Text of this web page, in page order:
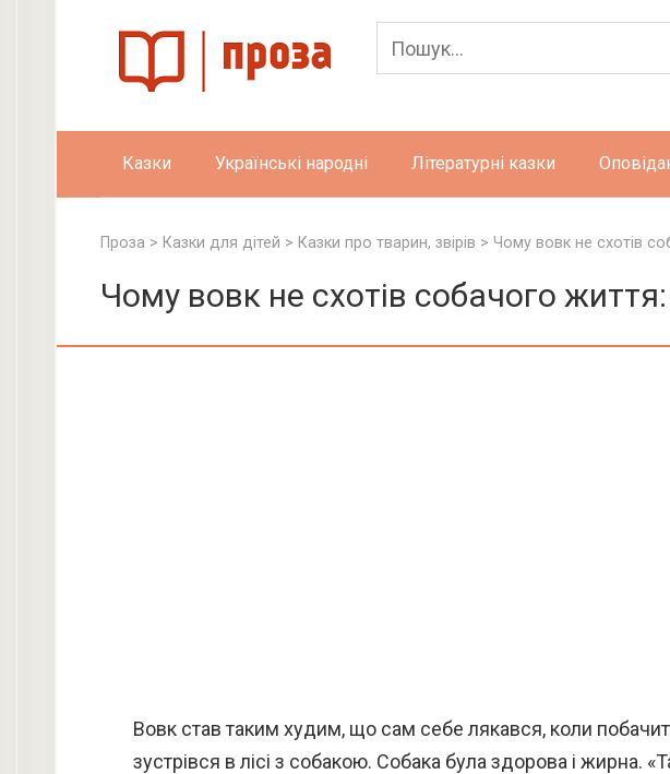
Казки Українські народні Літературні казки
Проза > Казки для дітей > Казки про тварин, звірів > Чому вовк не схотів
Чому вовк не схотів собачого
Вовк став таким худим, що сам себе лякався, коли
зустрівся в лісі з собакою. Собака була здорова і жирна.